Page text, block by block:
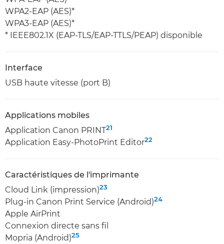
WPA2-EAP (AES)*
WPA3-EAP (AES)*
* IEEE802.1X (EAP-TLS/EAP-TTLS/PEAP) disponible
Interface
USB haute vitesse (port B)
Applications mobiles
Application Canon PRINT21
Application Easy-PhotoPrint Editor22
Caractéristiques de l'imprimante
Cloud Link (impression)23
Plug-in Canon Print Service (Android)24
Apple AirPrint
Connexion directe sans fil
Mopria (Android)25